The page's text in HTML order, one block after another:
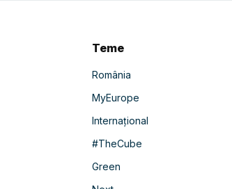
Teme
România
MyEurope
Internațional
#TheCube
Green